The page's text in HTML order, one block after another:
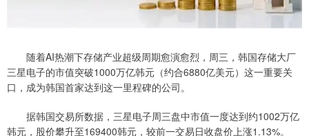
随着AI热潮下存储产业超级周期愈演愈烈，周三，韩国存储大厂
三星电子的市值突破1000万亿韩元（约合6880亿美元）这一重要关
口，成为韩国首家达到这一里程碑的公司。
据韩国交易所数据，三星电子周三盘中市值一度达到约1002万亿
韩元，股价攀升至169400韩元，较前一交易日收盘价上涨1.13%。